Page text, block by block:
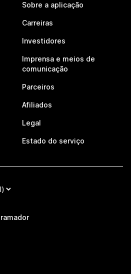
Sobre a aplicação
Carreiras
Investidores
Imprensa e meios de
comunicação
Parceiros
Afiliados
Legal
Estado do serviço